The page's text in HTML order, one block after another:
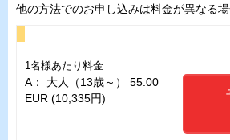
他の方法でのお申し込みは料金が異なる場
1名様あたり料金
A： 大人（13歳～） 55.00
EUR (10,335円)